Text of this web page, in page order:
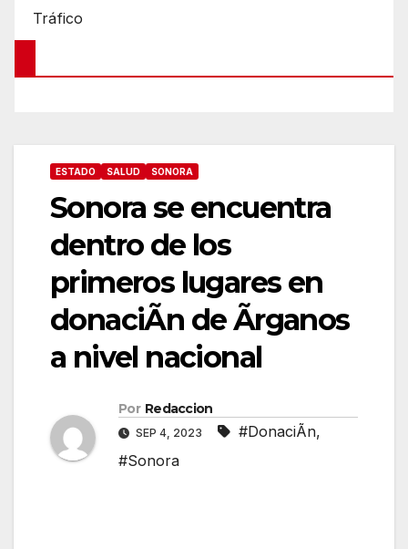
Tráfico
ESTADO SALUD SONORA
Sonora se encuentra
dentro de los
primeros lugares en
donaciÃn de Ãrganos
a nivel nacional
Por Redaccion
SEP 4, 2023 #DonaciÃn,
#Sonora